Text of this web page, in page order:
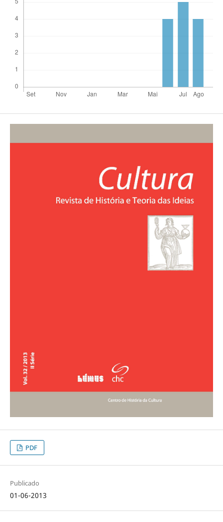
PDF
Publicado
01-06-2013